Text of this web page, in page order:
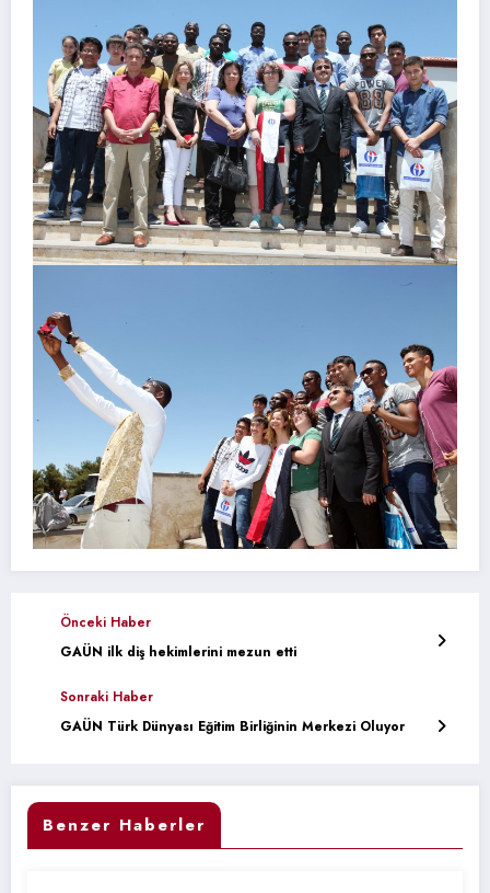
Önceki Haber
GAÜN ilk diş hekimlerini mezun etti
Sonraki Haber
GAÜN Türk Dünyası Eğitim Birliğinin Merkezi Oluyor
Benzer Haberler